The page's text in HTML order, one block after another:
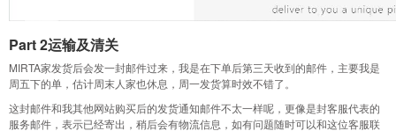
Part 2运输及清关
MIRTA家发货后会发一封邮件过来，我是在下单后第三天收到的邮件，主要我是
周五下的单，估计周末人家也休息，周一发货算时效不错了。
这封邮件和我其他网站购买后的发货通知邮件不太一样呢，更像是封客服代表的
服务邮件，表示已经寄出，稍后会有物流信息，如有问题随时可以和这位客服联